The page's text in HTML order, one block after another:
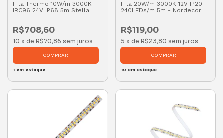
Fita Thermo 10W/m 3000K
IRC96 24V IP68 5m Stella
R$708,60
10 x de R$70,86 sem juros
1 em estoque
Fita 20W/m 3000K 12V IP20
240LEDs/m 5m - Nordecor
R$119,00
5 x de R$23,80 sem juros
10 em estoque